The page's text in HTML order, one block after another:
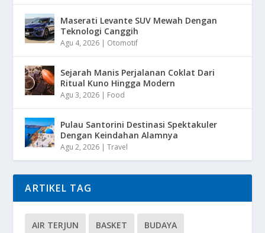
Maserati Levante SUV Mewah Dengan
Teknologi Canggih
Agu 4, 2026 | Otomotif
Sejarah Manis Perjalanan Coklat Dari
Ritual Kuno Hingga Modern
Agu 3, 2026 | Food
Pulau Santorini Destinasi Spektakuler
Dengan Keindahan Alamnya
Agu 2, 2026 |Travel
ARTIKEL TAG
AIR TERJUN BASKET BUDAYA